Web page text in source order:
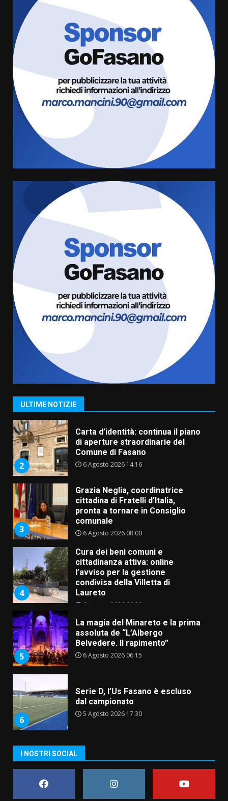
ULTIME NOTIZIE
Grazia Neglia, coordinatrice
cittadina di Fratelli d’Italia,
pronta a tornare in Consiglio
comunale
6 Agosto 2026 08:00
Cura dei beni comuni e
cittadinanza attiva: online
l’avviso per la gestione
condivisa della Villetta di
assoluta de “L’Albergo
Belvedere. Il rapimento”
6 Agosto 2026 06:15
Serie D, l’Us Fasano è escluso
dal campionato
5 Agosto 2026 17:30
Truffatori in azione nelle
frazioni fasanesi
5 Agosto 2026 11:03
1
Fasanese ferito a colpi di arma
da fuoco
6 Agosto 2026 18:13
2
Carta d’identità: continua il piano
di aperture straordinarie del
Comune di Fasano
6 Agosto 2026 14:16
3
Grazia Neglia, coordinatrice
cittadina di Fratelli d’Italia,
pronta a tornare in Consiglio
comunale
6 Agosto 2026 08:00
4
Cura dei beni comuni e
cittadinanza attiva: online
l’avviso per la gestione
condivisa della Villetta di
Laureto
6 Agosto 2026 06:20
5
La magia del Minareto e la prima
assoluta de “L’Albergo
Belvedere. Il rapimento”
6 Agosto 2026 06:15
6
Serie D, l’Us Fasano è escluso
dal campionato
5 Agosto 2026 17:30
Truffatori in azione nelle
I NOSTRI SOCIAL